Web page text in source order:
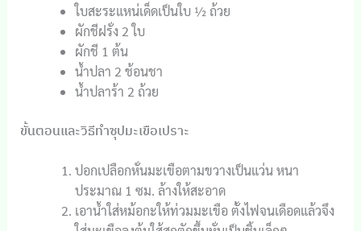
ใบสะระแหน่เด็ดเป็นใบ ½ ถ้วย
ผักชีฝรั่ง 2 ใบ
ผักชี 1 ต้น
น้ำปลา 2 ช้อนชา
น้ำปลาร้า 2 ถ้วย
ขั้นตอนและวิธีทำซุปมะเขือเปราะ
ปอกเปลือกหั่นมะเขือตามขวางเป็นแว่น หนา
ประมาณ 1 ซม. ล้างให้สะอาด
เอาน้ำใส่หม้อกะให้ท่วมมะเขือ ตั้งไฟจนเดือดแล้วจึง